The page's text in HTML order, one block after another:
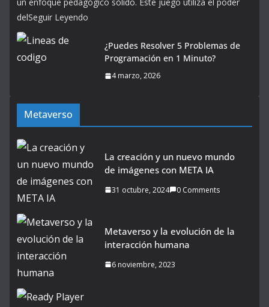
un enfoque pedagógico sólido. Este juego utiliza el poder
delSeguir Leyendo
¿Puedes Resolver 5 Problemas de
Programación en 1 Minuto?
4 marzo, 2026
Metaverso
La creación y un nuevo mundo
de imágenes con META IA
31 octubre, 2024 0 Comments
Metaverso y la evolución de la
interacción humana
6 noviembre, 2023